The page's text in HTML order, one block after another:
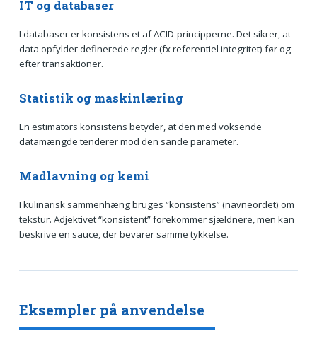
IT og databaser
I databaser er konsistens et af ACID-principperne. Det sikrer, at
data opfylder definerede regler (fx referentiel integritet) før og
efter transaktioner.
Statistik og maskinlæring
En estimators konsistens betyder, at den med voksende
datamængde tenderer mod den sande parameter.
Madlavning og kemi
I kulinarisk sammenhæng bruges “konsistens” (navneordet) om
tekstur. Adjektivet “konsistent” forekommer sjældnere, men kan
beskrive en sauce, der bevarer samme tykkelse.
Eksempler på anvendelse